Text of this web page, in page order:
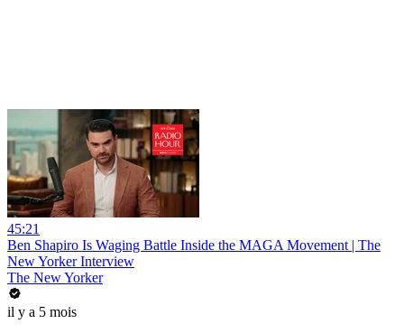
45:21
Ben Shapiro Is Waging Battle Inside the MAGA Movement | The
New Yorker Interview
The New Yorker
il y a 5 mois